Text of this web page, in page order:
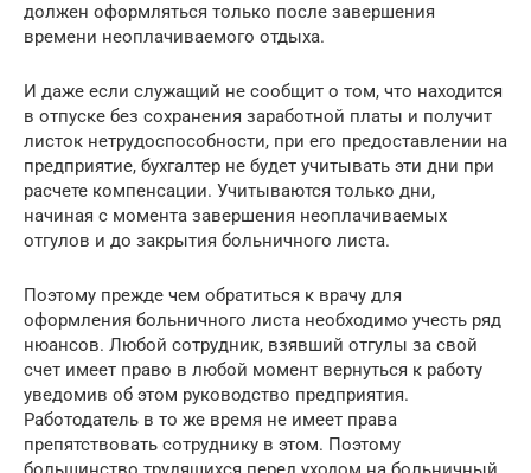
должен оформляться только после завершения
времени неоплачиваемого отдыха.
И даже если служащий не сообщит о том, что находится
в отпуске без сохранения заработной платы и получит
листок нетрудоспособности, при его предоставлении на
предприятие, бухгалтер не будет учитывать эти дни при
расчете компенсации. Учитываются только дни,
начиная с момента завершения неоплачиваемых
отгулов и до закрытия больничного листа.
Поэтому прежде чем обратиться к врачу для
оформления больничного листа необходимо учесть ряд
нюансов. Любой сотрудник, взявший отгулы за свой
счет имеет право в любой момент вернуться к работу
уведомив об этом руководство предприятия.
Работодатель в то же время не имеет права
препятствовать сотруднику в этом. Поэтому